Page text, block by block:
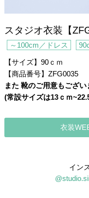
スタジオ衣装【
～100cm／ドレス
【サイズ】90ｃｍ
【商品番号】ZFG0035
また 靴のご用意もござい
(常設サイズは13ｃｍ
衣装
イン